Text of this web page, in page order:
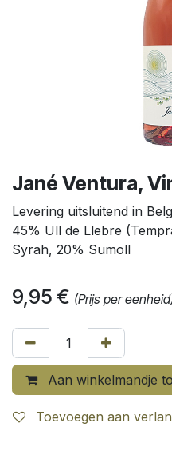
Jané Ventura,
Levering uitsluitend in
45% Ull de Llebre
Syrah, 20% Sumoll
9,95 € (Prijs per
Aan winkelmandje
Toevoegen aan